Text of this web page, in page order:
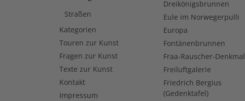
Straßen
Kategorien
Touren zur Kunst
Fragen zur Kunst
Texte zur Kunst
Kontakt
Impressum
Dreikönigsbrunnen
Eule im Norwegerpulli
Europa
Fontänenbrunnen
Fraa-Rauscher-Denkmal
Freiluftgalerie
Friedrich Bergius
(Gedenktafel)